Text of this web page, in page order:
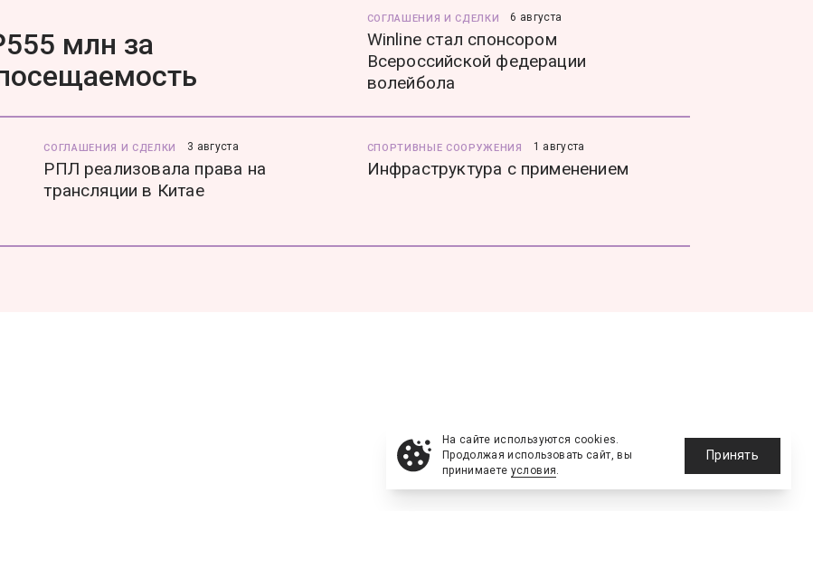
млн за
СОГЛАШЕНИЯ И СДЕЛКИ 6 августа
Winline стал спонсором
Всероссийской федерации
волейбола
СОГЛАШЕНИЯ И СДЕЛКИ 3 августа
РПЛ реализовала права на
трансляции в Китае
СПОРТИВНЫЕ СООРУЖЕНИЯ 1 августа
Инфраструктура с применением
На сайте используются cookies.
Продолжая использовать сайт, вы
принимаете условия.
Принять